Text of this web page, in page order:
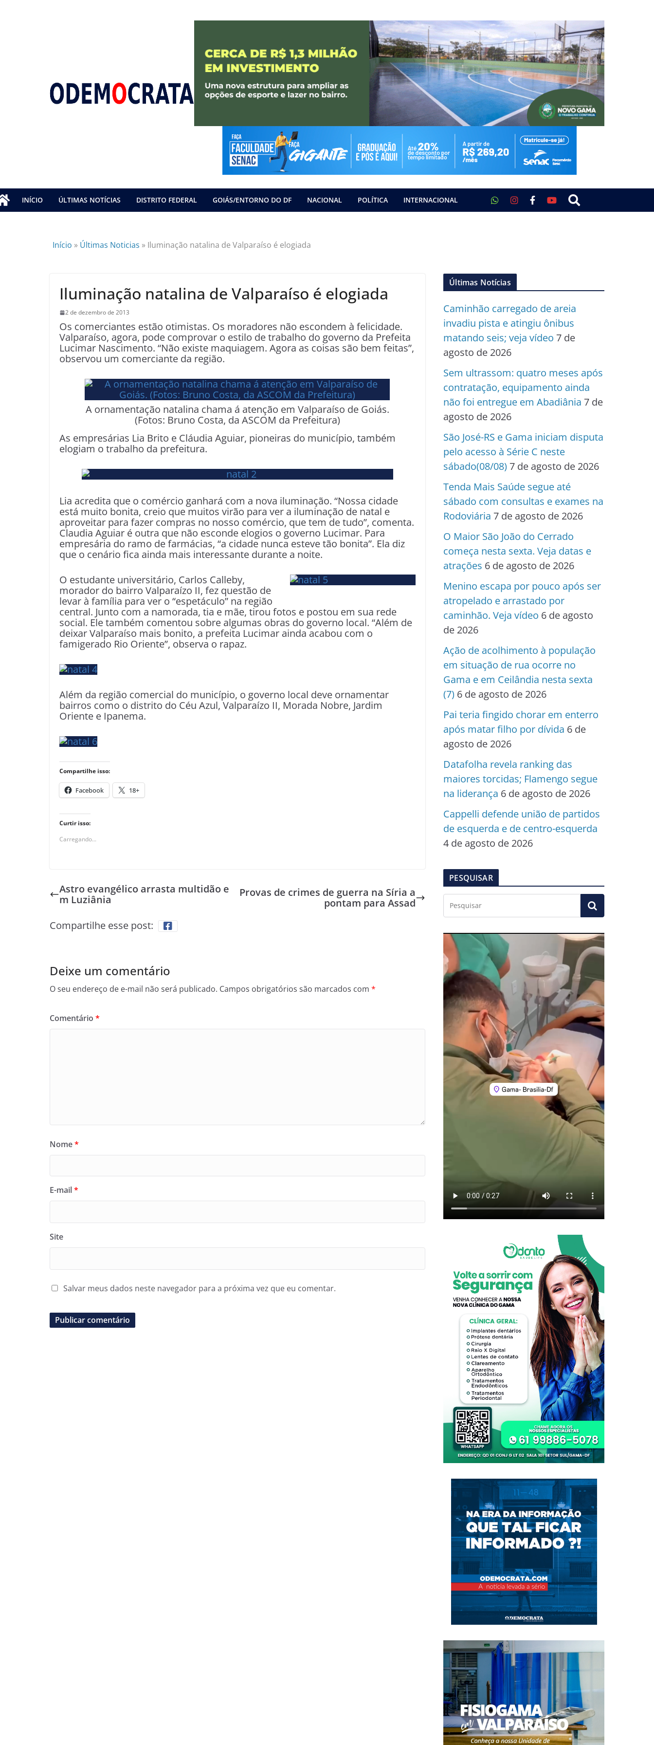
INÍCIO ÚLTIMAS NOTÍCIAS DISTRITO FEDERAL GOIÁS/ENTORNO DO DF NACIONAL POLÍTICA INTERNACIONAL
Início » Últimas Noticias » Iluminação natalina de Valparaíso é elogiada
Iluminação natalina de Valparaíso é elogiada
2 de dezembro de 2013
Os comerciantes estão otimistas. Os moradores não escondem à felicidade.
Valparaíso, agora, pode comprovar o estilo de trabalho do governo da Prefeita
Lucimar Nascimento. “Não existe maquiagem. Agora as coisas são bem feitas”,
observou um comerciante da região.
A ornamentação natalina chama á atenção em Valparaíso de Goiás.
(Fotos: Bruno Costa, da ASCOM da Prefeitura)
As empresárias Lia Brito e Cláudia Aguiar, pioneiras do município, também
elogiam o trabalho da prefeitura.
Lia acredita que o comércio ganhará com a nova iluminação. “Nossa cidade
está muito bonita, creio que muitos virão para ver a iluminação de natal e
aproveitar para fazer compras no nosso comércio, que tem de tudo”, comenta.
Claudia Aguiar é outra que não esconde elogios o governo Lucimar. Para
empresária do ramo de farmácias, “a cidade nunca esteve tão bonita”. Ela diz
que o cenário fica ainda mais interessante durante a noite.
O estudante universitário, Carlos Calleby,
morador do bairro Valparaízo II, fez questão de
levar à família para ver o “espetáculo” na região
central. Junto com a namorada, tia e mãe, tirou fotos e postou em sua rede
social. Ele também comentou sobre algumas obras do governo local. “Além de
deixar Valparaíso mais bonito, a prefeita Lucimar ainda acabou com o
famigerado Rio Oriente”, observa o rapaz.
Além da região comercial do município, o governo local deve ornamentar
bairros como o distrito do Céu Azul, Valparaízo II, Morada Nobre, Jardim
Oriente e Ipanema.
Compartilhe isso:
Facebook 18+
Curtir isso:
Carregando...
Astro evangélico arrasta multidão e
m Luziânia
Provas de crimes de guerra na Síria a
pontam para Assad
Compartilhe esse post:
Deixe um comentário
O seu endereço de e-mail não será publicado. Campos obrigatórios são marcados com *
Comentário *
Nome*
E-mail*
Site
Salvar meus dados neste navegador para a próxima vez que eu comentar.
Últimas Notícias
Caminhão carregado de areia
invadiu pista e atingiu ônibus
matando seis; veja vídeo 7 de
agosto de 2026
Sem ultrassom: quatro meses após
contratação, equipamento ainda
não foi entregue em Abadiânia 7 de
agosto de 2026
São José-RS e Gama iniciam disputa
pelo acesso à Série C neste
sábado(08/08) 7 de agosto de 2026
Tenda Mais Saúde segue até
sábado com consultas e exames na
Rodoviária 7 de agosto de 2026
O Maior São João do Cerrado
começa nesta sexta. Veja datas e
atrações 6 de agosto de 2026
Menino escapa por pouco após ser
atropelado e arrastado por
caminhão. Veja vídeo 6 de agosto
de 2026
Ação de acolhimento à população
em situação de rua ocorre no
Gama e em Ceilândia nesta sexta
(7) 6 de agosto de 2026
Pai teria fingido chorar em enterro
após matar filho por dívida 6 de
agosto de 2026
Datafolha revela ranking das
maiores torcidas; Flamengo segue
na liderança 6 de agosto de 2026
Cappelli defende união de partidos
de esquerda e de centro-esquerda
4 de agosto de 2026
PESQUISAR